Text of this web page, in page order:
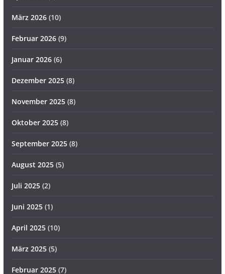
März 2026(10)
Februar 2026(9)
Januar 2026(6)
Dezember 2025(8)
November 2025(8)
Oktober 2025(8)
September 2025(8)
August 2025(5)
Juli 2025(2)
Juni 2025(1)
April 2025(10)
März 2025(5)
Februar 2025(7)